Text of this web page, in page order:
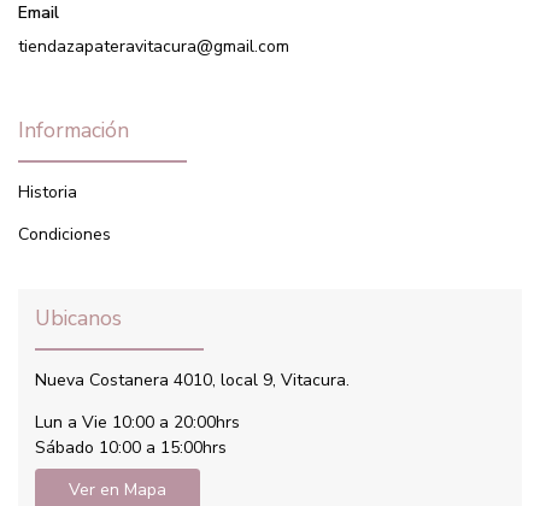
Email
tiendazapateravitacura@gmail.com
Información
Historia
Condiciones
Ubicanos
Nueva Costanera 4010, local 9, Vitacura.
Lun a Vie 10:00 a 20:00hrs
Sábado 10:00 a 15:00hrs
Ver en Mapa